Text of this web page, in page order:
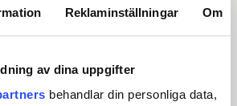
Reklaminställningar Om
av dina uppgifter
behandlar din personliga data,
Krzysztof